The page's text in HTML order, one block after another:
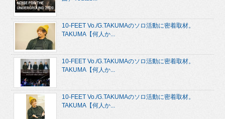
10-FEET Vo./G.TAKUMAのソロ活動に密着取材。
TAKUMA【何人か...
10-FEET Vo./G.TAKUMAのソロ活動に密着取材。
TAKUMA【何人か...
10-FEET Vo./G.TAKUMAのソロ活動に密着取材。
TAKUMA【何人か...